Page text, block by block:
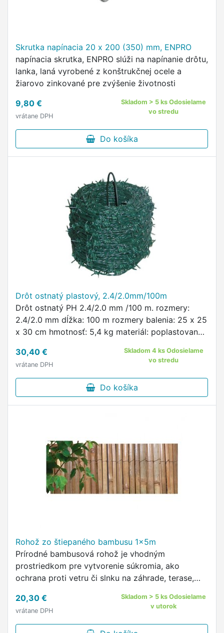
Skrutka napínacia 20 x 200 (350) mm, ENPRO
napínacia skrutka, ENPRO slúži na napínanie drôtu,
lanka, laná vyrobené z konštrukčnej ocele a
žiarovo zinkované pre zvýšenie životnosti
9,80 €
vrátane DPH
Skladom > 5 ks Odosielame
vo stredu
Do košíka
Drôt ostnatý plastový, 2.4/2.0mm/100m
Drôt ostnatý PH 2.4/2.0 mm /100 m. rozmery:
2.4/2.0 mm dĺžka: 100 m rozmery balenia: 25 x 25
x 30 cm hmotnosť: 5,4 kg materiál: poplastovaný
oplotených …
30,40 €
vrátane DPH
Skladom 4 ks Odosielame
vo stredu
Do košíka
Rohož zo štiepaného bambusu 1x5m
Prírodné bambusová rohož je vhodným
prostriedkom pre vytvorenie súkromia, ako
ochrana proti vetru či slnku na záhrade, terase,
20,30 €
vrátane DPH
Skladom > 5 ks Odosielame
v utorok